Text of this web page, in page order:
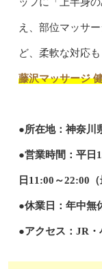
え、部位マッサ
ど、柔軟な対応
藤沢マッサージ
●所在地：神奈川
●営業時間：平日
日11:00～22:00（
●休業日：年中無
●アクセス：JR